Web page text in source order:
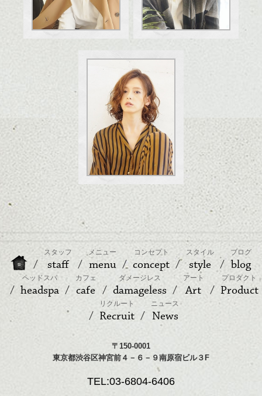
スタッフ
staff
メニュー
menu
コンセプト
concept
スタイル
style
ブログ
blog
ヘッドスパ
headspa
カフェ
cafe
ダメージレス
damageless
アート
Art
プロダクト
Product
リクルート
Recruit
ニュース
News
〒150-0001
東京都渋谷区神宮前４－６－９南原宿ビル３F
TEL:03-6804-6406